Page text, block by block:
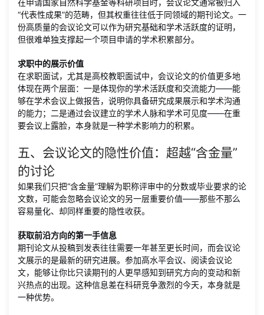
在申请国家自然科学基金等科研项目时，会议论文通常被归入
“代表性成果”的范畴，但其权重往往低于同领域的期刊论文。一
份高质量的会议论文可以作为研究基础和学术活跃度的证明，
但很难单独支撑起一个项目申请的学术积累部分。
求职中的展示价值
在求职面试，尤其是高校教职面试中，会议论文的价值更多地
体现在两个层面：一是体现你的学术活跃度和交流能力——能
够在学术会议上做报告，说明你具备研究成果展示和学术沟通
的能力；二是通过会议建立的学术人脉和学术可见度——在重
要会议上露脸，本身就是一种学术影响力的积累。
五、会议论文的隐性价值：超越“含金量”
的讨论
如果我们只把“含金量”理解为职称评审中的分数或毕业要求的论
文数，可能会忽略会议论文的另一层重要价值——那些不那么
容易量化、却同样重要的隐性收获。
获取前沿方向的第一手信息
期刊论文从投稿到发表往往需要一年甚至更长时间，而会议论
文展示的是最新的研究进展。参加高水平会议、阅读会议论
文，能够让你比只读期刊的人更早感知到研究方向的变动和新
兴热点的出现。这种信息差在科研竞争激烈的今天，本身就是
一种优势。